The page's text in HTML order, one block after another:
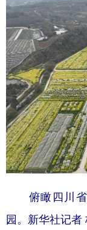
北京
辽宁
浙江
山东
广东
四川
陕西
俯瞰四川省
园。新华社记者